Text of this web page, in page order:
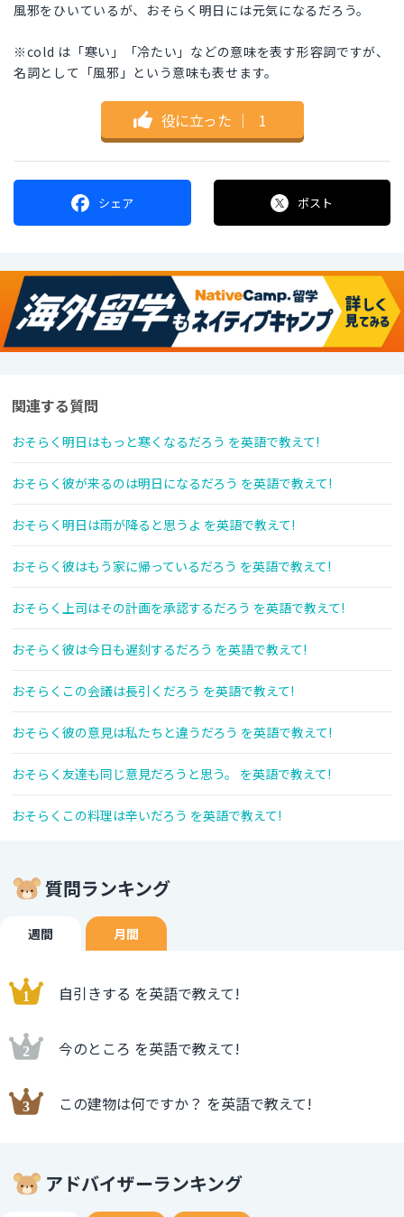
風邪をひいているが、おそらく明日には元気になるだろう。
※cold は「寒い」「冷たい」などの意味を表す形容詞ですが、
名詞として「風邪」という意味も表せます。
役に立った ｜ 1
シェア ポスト
関連する質問
おそらく明日はもっと寒くなるだろう を英語で教えて!
おそらく彼が来るのは明日になるだろう を英語で教えて!
おそらく明日は雨が降ると思うよ を英語で教えて!
おそらく彼はもう家に帰っているだろう を英語で教えて!
おそらく上司はその計画を承認するだろう を英語で教えて!
おそらく彼は今日も遅刻するだろう を英語で教えて!
おそらくこの会議は長引くだろう を英語で教えて!
おそらく彼の意見は私たちと違うだろう を英語で教えて!
おそらく友達も同じ意見だろうと思う。 を英語で教えて!
おそらくこの料理は辛いだろう を英語で教えて!
質問ランキング
週間 月間
自引きする を英語で教えて!
今のところ を英語で教えて!
この建物は何ですか？ を英語で教えて!
アドバイザーランキング